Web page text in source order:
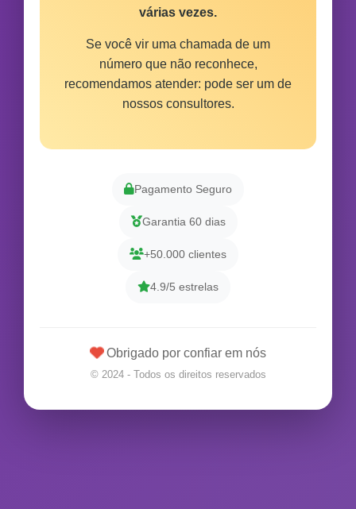
várias vezes.
Se você vir uma chamada de um
número que não reconhece,
recomendamos atender: pode ser um de
nossos consultores.
Pagamento Seguro
Garantia 60 dias
+50.000 clientes
4.9/5 estrelas
Obrigado por confiar em nós
© 2024 - Todos os direitos reservados